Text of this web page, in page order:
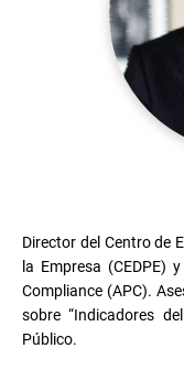
Director del Centro de
la Empresa (CEDPE)
Compliance (APC).
sobre “Indicadores
Público.